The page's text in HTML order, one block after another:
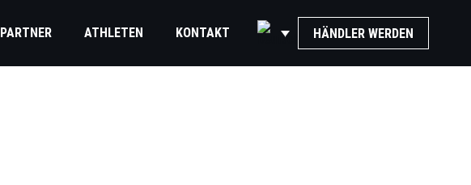
PARTNER ATHLETEN KONTAKT HÄNDLER WERDEN